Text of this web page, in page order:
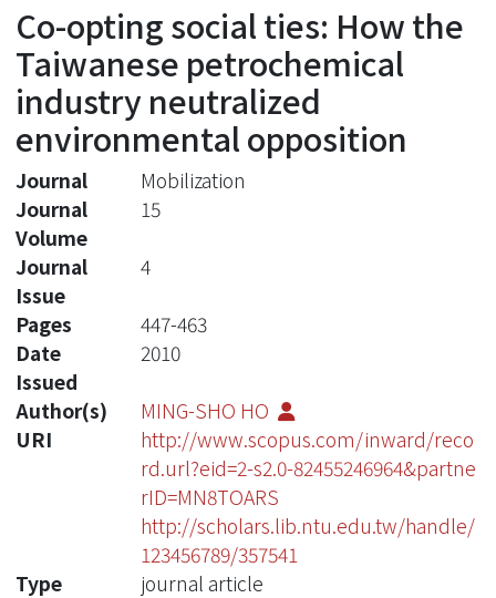
Statistics
Co-opting social ties: How the
Taiwanese petrochemical
industry neutralized
environmental opposition
Journal
Mobilization
Journal
Volume
15
Journal
Issue
4
Pages
447-463
Date
Issued
2010
Author(s)
MING-SHO HO
URI
http://www.scopus.com/inward/reco
rd.url?eid=2-s2.0-82455246964&partne
rID=MN8TOARS
http://scholars.lib.ntu.edu.tw/handle/
123456789/357541
Type
journal article